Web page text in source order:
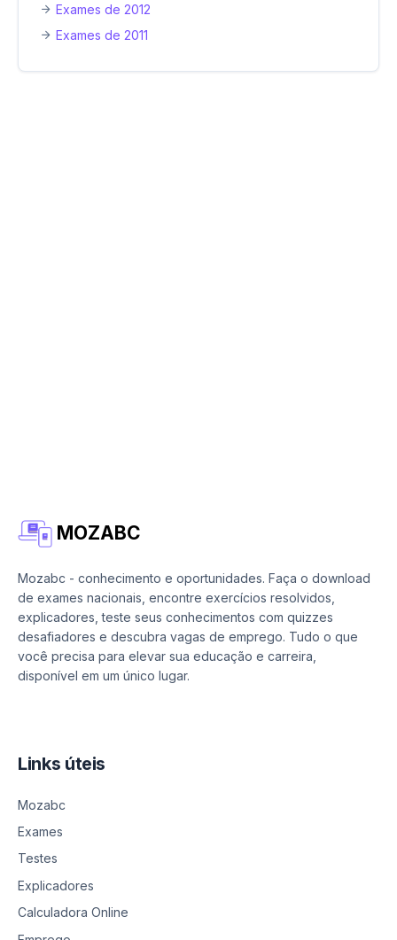
Exames de 2012
Exames de 2011
MOZABC
Mozabc - conhecimento e oportunidades. Faça o download
de exames nacionais, encontre exercícios resolvidos,
explicadores, teste seus conhecimentos com quizzes
desafiadores e descubra vagas de emprego. Tudo o que
você precisa para elevar sua educação e carreira,
disponível em um único lugar.
Links úteis
Mozabc
Exames
Testes
Explicadores
Calculadora Online